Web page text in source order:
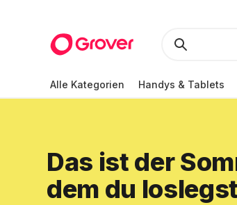
Alle Kategorien Handys & Tablets
Das ist der
dem du loslegst